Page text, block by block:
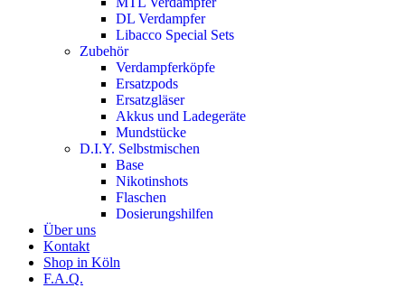
DL Verdampfer
Libacco Special Sets
Zubehör
Verdampferköpfe
Ersatzpods
Ersatzgläser
Akkus und Ladegeräte
Mundstücke
D.I.Y. Selbstmischen
Base
Nikotinshots
Flaschen
Dosierungshilfen
Über uns
Kontakt
Shop in Köln
F.A.Q.